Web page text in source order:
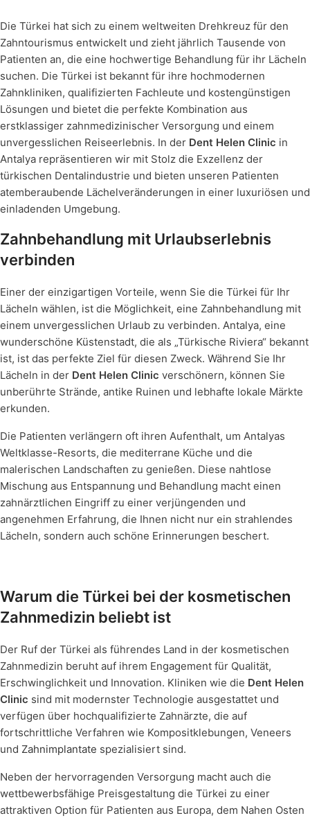
Die Türkei hat sich zu einem weltweiten Drehkreuz für den
Zahntourismus entwickelt und zieht jährlich Tausende von
Patienten an, die eine hochwertige Behandlung für ihr Lächeln
suchen. Die Türkei ist bekannt für ihre hochmodernen
Zahnkliniken, qualifizierten Fachleute und kostengünstigen
Lösungen und bietet die perfekte Kombination aus
erstklassiger zahnmedizinischer Versorgung und einem
unvergesslichen Reiseerlebnis. In der Dent Helen Clinic in
Antalya repräsentieren wir mit Stolz die Exzellenz der
türkischen Dentalindustrie und bieten unseren Patienten
atemberaubende Lächelveränderungen in einer luxuriösen und
einladenden Umgebung.
Zahnbehandlung mit Urlaubserlebnis
verbinden
Einer der einzigartigen Vorteile, wenn Sie die Türkei für Ihr
Lächeln wählen, ist die Möglichkeit, eine Zahnbehandlung mit
einem unvergesslichen Urlaub zu verbinden. Antalya, eine
wunderschöne Küstenstadt, die als „Türkische Riviera“ bekannt
ist, ist das perfekte Ziel für diesen Zweck. Während Sie Ihr
Lächeln in der Dent Helen Clinic verschönern, können Sie
unberührte Strände, antike Ruinen und lebhafte lokale Märkte
erkunden.
Die Patienten verlängern oft ihren Aufenthalt, um Antalyas
Weltklasse-Resorts, die mediterrane Küche und die
malerischen Landschaften zu genießen. Diese nahtlose
Mischung aus Entspannung und Behandlung macht einen
zahnärztlichen Eingriff zu einer verjüngenden und
angenehmen Erfahrung, die Ihnen nicht nur ein strahlendes
Lächeln, sondern auch schöne Erinnerungen beschert.
Warum die Türkei bei der kosmetischen
Zahnmedizin beliebt ist
Der Ruf der Türkei als führendes Land in der kosmetischen
Zahnmedizin beruht auf ihrem Engagement für Qualität,
Erschwinglichkeit und Innovation. Kliniken wie die Dent Helen
Clinic sind mit modernster Technologie ausgestattet und
verfügen über hochqualifizierte Zahnärzte, die auf
fortschrittliche Verfahren wie Kompositklebungen, Veneers
und Zahnimplantate spezialisiert sind.
Neben der hervorragenden Versorgung macht auch die
wettbewerbsfähige Preisgestaltung die Türkei zu einer
attraktiven Option für Patienten aus Europa, dem Nahen Osten